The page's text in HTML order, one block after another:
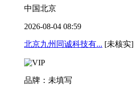
中国北京
2026-08-04 08:59
北京九州同诚科技有... [未核实]
品牌：未填写